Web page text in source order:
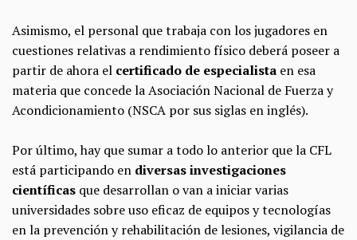
Asimismo, el personal que trabaja con los jugadores en
cuestiones relativas a rendimiento físico deberá poseer a
partir de ahora el certificado de especialista en esa
materia que concede la Asociación Nacional de Fuerza y
Acondicionamiento (NSCA por sus siglas en inglés).
Por último, hay que sumar a todo lo anterior que la CFL
está participando en diversas investigaciones
científicas que desarrollan o van a iniciar varias
universidades sobre uso eficaz de equipos y tecnologías
en la prevención y rehabilitación de lesiones, vigilancia de